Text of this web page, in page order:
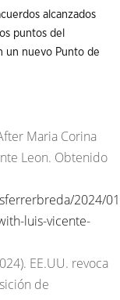
alcanzados
puntos del
un nuevo Punto de
Maria Corina
Leon. Obtenido
2024/
luis-vicente-
EE.UU. revoca
de